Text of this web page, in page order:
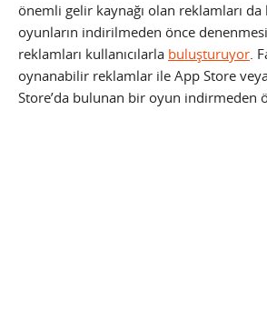
önemli gelir kaynağı olan reklamları da
oyunların indirilmeden önce
reklamları kullanıcılarla buluşturuyor.
oynanabilir reklamlar ile App Store
Store’da bulunan bir oyun indirmeden